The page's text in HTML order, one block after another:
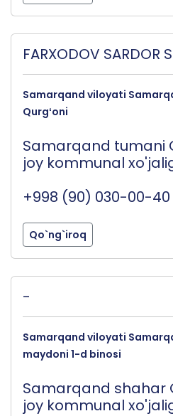
FARXODOV SARDOR
Samarqand viloyati
Qurgʻoni
Samarqand tumani
joy kommunal
+998 (90) 030-00-40
Qo`ng`iroq
-
Samarqand viloyati
maydoni 1-d binosi
Samarqand shahar
joy kommunal